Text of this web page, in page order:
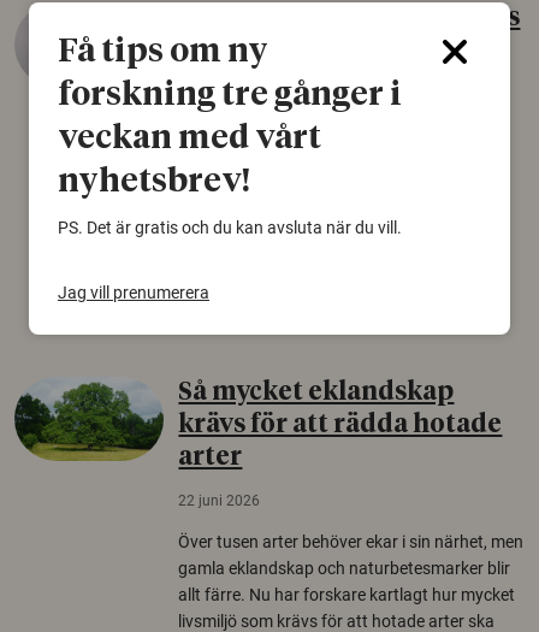
Gammalt skinn var Sveriges
äldsta sko
22 juni 2026
Det som arkeologer länge trodde var en
gammal sko. Fyndet bär spår av romerskt
Arkeologi
Så mycket eklandskap
krävs för att rädda hotade
arter
22 juni 2026
Över tusen arter behöver ekar i sin närhet, men
gamla eklandskap och naturbetesmarker blir
allt färre. Nu har forskare kartlagt hur mycket
livsmiljö som krävs för att hotade arter ska
Få tips om ny
forskning tre gånger i
veckan med vårt
nyhetsbrev!
PS. Det är gratis och du kan avsluta när du vill.
Jag vill prenumerera